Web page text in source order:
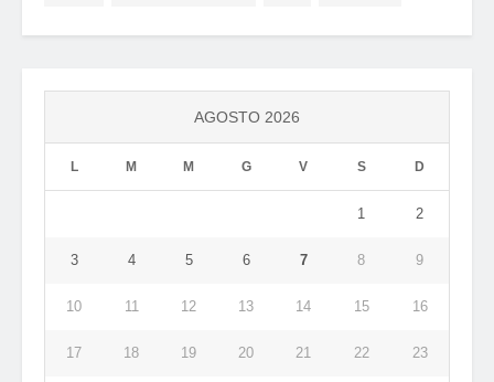
AGOSTO 2026
L M M G V S D
1 2
3 4 5 6 7 8 9
10 11 12 13 14 15 16
17 18 19 20 21 22 23